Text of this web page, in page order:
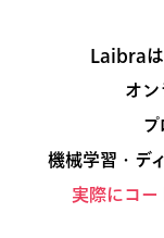
Laibra
オン
プ
機械学習・デ
実際にコー